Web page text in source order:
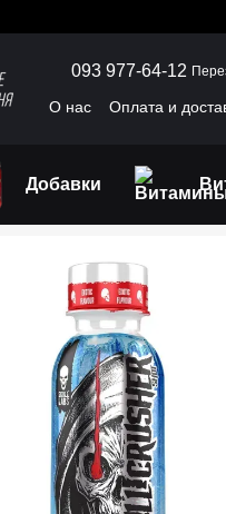
093 977-64-12
О нас Оплата и
Добавки